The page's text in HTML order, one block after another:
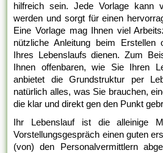
hilfreich sein. Jede Vorlage kann
werden und sorgt für einen
Eine Vorlage mag Ihnen viel
nützliche Anleitung beim Erstellen
Ihres Lebenslaufs dienen. Zum
Ihnen offenbaren, wie Sie Ihren
anbietet die Grundstruktur per
natürlich alles, was Sie brauchen,
die klar und direkt gen den Punkt
Ihr Lebenslauf ist die alleinige
Vorstellungsgespräch einen guten
(von) den Personalvermittlern